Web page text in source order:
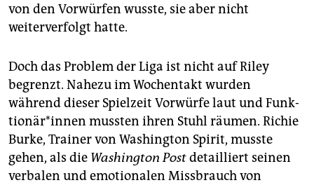
von den Vorwürfen wusste, sie aber nicht
weiterverfolgt hatte.
Doch das Problem der Liga ist nicht auf Riley
begrenzt. Nahezu im Wochentakt wurden
während dieser Spielzeit Vorwürfe laut und Funk­
tio­nä­r*in­nen mussten ihren Stuhl räumen. Richie
Burke, Trainer von Washington Spirit, musste
gehen, als die Washington Postdetailliert seinen
verbalen und emotionalen Missbrauch von